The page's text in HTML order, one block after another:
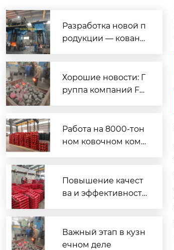
Разработка новой п
родукции — кована
Хорошие новости: Г
руппа компаний Fe
бъемы производств
а, а ее кузнечные м
Работа на 8000-тон
ном ковочном комп
роизводство зубчат
ых реек устанавлив
Повышение качест
ва и эффективности
Хунвэя устанавлива
ет рекорд по объем
Важный этап в кузн
ечном деле
Гантельный палец 127S06-02-3